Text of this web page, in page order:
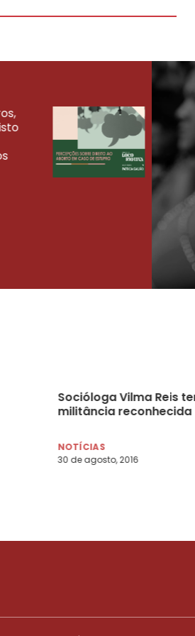
23
Socióloga Vilma Reis
militância reconhecida
NOTÍCIAS
30 de agosto, 2016